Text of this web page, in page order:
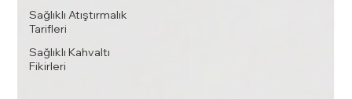
Sağlıklı Atıştırmalık
Tarifleri
Sağlıklı Kahvaltı
Fikirleri